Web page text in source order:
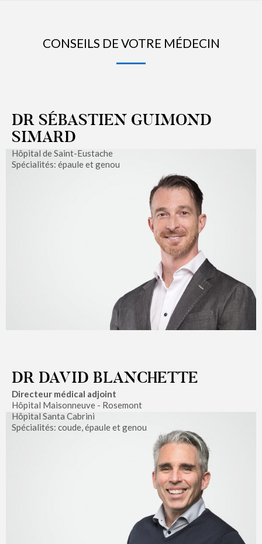
CONSEILS DE VOTRE MÉDECIN
DR SÉBASTIEN GUIMOND
SIMARD
Hôpital de Saint-Eustache
Spécialités: épaule et genou
DR DAVID BLANCHETTE
Directeur médical adjoint
Hôpital Maisonneuve - Rosemont
Hôpital Santa Cabrini
Spécialités: coude, épaule et genou